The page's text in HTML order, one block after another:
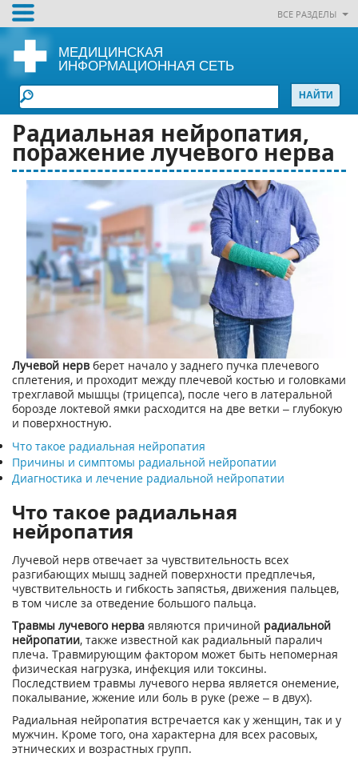
ВСЕ РАЗДЕЛЫ
МЕДИЦИНСКАЯ
ИНФОРМАЦИОННАЯ СЕТЬ
Радиальная нейропатия,
поражение лучевого нерва
Лучевой нерв берет начало у заднего пучка плечевого
сплетения, и проходит между плечевой костью и головками
трехглавой мышцы (трицепса), после чего в латеральной
борозде локтевой ямки расходится на две ветки – глубокую
и поверхностную.
Что такое радиальная нейропатия
Причины и симптомы радиальной нейропатии
Диагностика и лечение радиальной нейропатии
Что такое радиальная
нейропатия
Лучевой нерв отвечает за чувствительность всех
разгибающих мышц задней поверхности предплечья,
чувствительность и гибкость запястья, движения пальцев,
в том числе за отведение большого пальца.
Травмы лучевого нерва являются причиной радиальной
нейропатии, также известной как радиальный паралич
плеча. Травмирующим фактором может быть непомерная
физическая нагрузка, инфекция или токсины.
Последствием травмы лучевого нерва является онемение,
покалывание, жжение или боль в руке (реже – в двух).
Радиальная нейропатия встречается как у женщин, так и у
мужчин. Кроме того, она характерна для всех расовых,
этнических и возрастных групп.